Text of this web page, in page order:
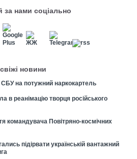
за нами соціально
свіжі новини
на потужний наркокартель
в реанімацію творця російського
командувача Повітряно-космічних
підірвати українській вантажний